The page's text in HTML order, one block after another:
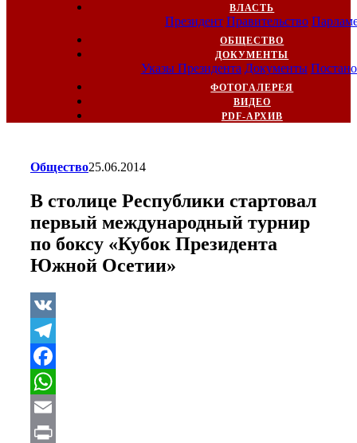
ВЛАСТЬ
Президент Правительство
ОБЩЕСТВО
ДОКУМЕНТЫ
Указы Президента Документы
ФОТОГАЛЕРЕЯ
ВИДЕО
PDF-АРХИВ
Общество25.06.2014
В столице Республики стартовал
первый международный турнир
по боксу «Кубок Президента
Южной Осетии»
VK
Telegram
Facebook
WhatsApp
Email